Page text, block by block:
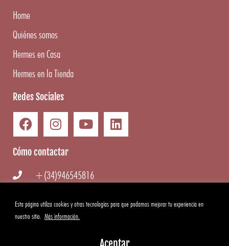
Esta página utiliza cookies y otras tecnologías para que podamos mejorar tu experiencia en
nuestro sitio. Más información.
Aceptar
Home
Quiénes somos
Hermes en Casa
Hermes en la Tienda
Redes Sociales
Cómo contactar
+(34)946545816
info@hermesgourmet.com
WhatsApp